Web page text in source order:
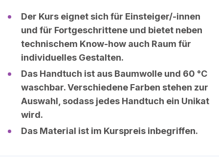
Der Kurs eignet sich für Einsteiger/-innen
und für Fortgeschrittene und bietet neben
technischem Know-how auch Raum für
individuelles Gestalten.
Das Handtuch ist aus Baumwolle und 60 °C
waschbar. Verschiedene Farben stehen zur
Auswahl, sodass jedes Handtuch ein Unikat
wird.
Das Material ist im Kurspreis inbegriffen.